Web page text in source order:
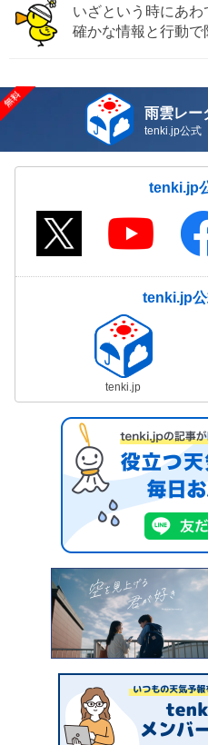
いざという時にあわ
確かな情報と行動で
雨雲レー
tenki.jp公式
tenki.jp
tenki.jp公
tenki.jp